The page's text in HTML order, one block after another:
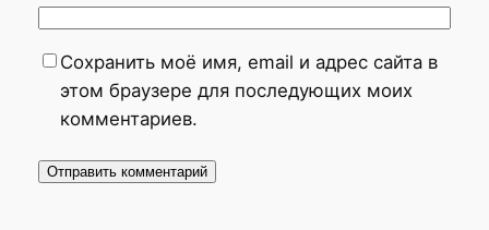
Сохранить моё имя, email и адрес сайта в
этом браузере для последующих моих
комментариев.